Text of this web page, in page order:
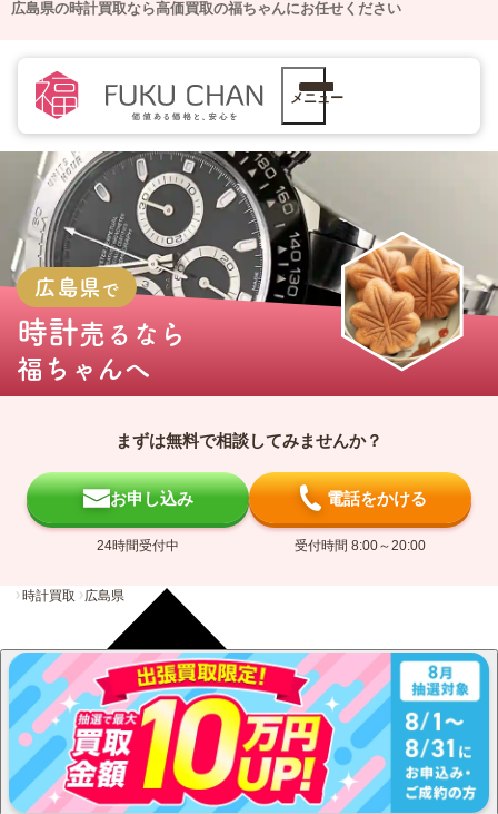
広島県の時計買取なら高価買取の福ちゃんにお任せください
メニュー
広島県で
時計売るなら
福ちゃんへ
まずは無料で相談してみませんか？
お申し込み
24時間受付中
電話をかける
受付時間 8:00～20:00
時計買取 広島県